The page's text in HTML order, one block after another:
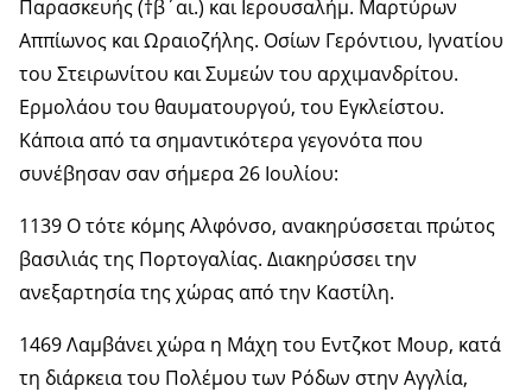
Παρασκευής (†β΄αι.) και Ιερουσαλήμ. Μαρτύρων
Αππίωνος και Ωραιοζήλης. Οσίων Γερόντιου, Ιγνατίου
του Στειρωνίτου και Συμεών του αρχιμανδρίτου.
Ερμολάου του θαυματουργού, του Εγκλείστου.
Κάποια από τα σημαντικότερα γεγονότα που
συνέβησαν σαν σήμερα 26 Ιουλίου:
1139 Ο τότε κόμης Αλφόνσο, ανακηρύσσεται πρώτος
βασιλιάς της Πορτογαλίας. Διακηρύσσει την
ανεξαρτησία της χώρας από την Καστίλη.
1469 Λαμβάνει χώρα η Μάχη του Εντζκοτ Μουρ, κατά
τη διάρκεια του Πολέμου των Ρόδων στην Αγγλία,